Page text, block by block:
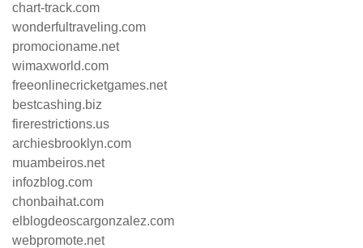
chart-track.com
wonderfultraveling.com
promocioname.net
wimaxworld.com
freeonlinecricketgames.net
bestcashing.biz
firerestrictions.us
archiesbrooklyn.com
muambeiros.net
infozblog.com
chonbaihat.com
elblogdeoscargonzalez.com
webpromote.net